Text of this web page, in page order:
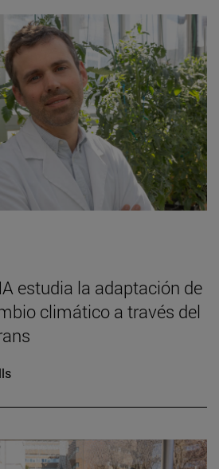
estudia la adaptación de
climático a través del